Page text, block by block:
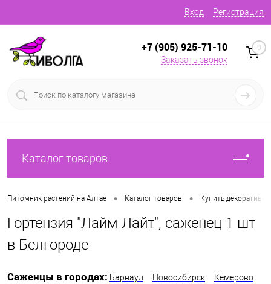
Вход Регистрация
+7 (905) 925-71-10
Заказать звонок
0
Каталог товаров
Питомник растений на Алтае • Каталог товаров • Купить
Гортензия "Лайм Лайт", саженец 1 шт
в Белгороде
Саженцы в городах: Барнаул Новосибирск
Кемерово